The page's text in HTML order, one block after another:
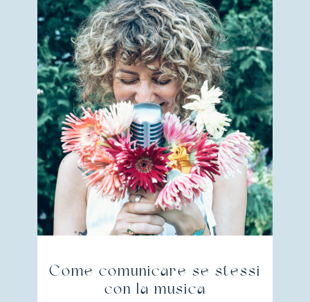
Come comunicare se stessi
con la musica